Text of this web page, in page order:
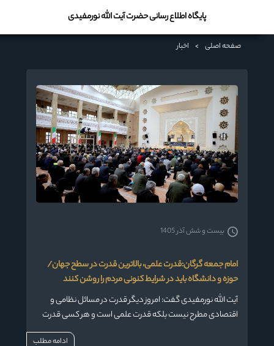
پایگاه اطلاع رسانی حضرت آیت الله نورمفیدی
صفحه اصلی > اخبار
امام جمعه گرگان:قدرت علمی، بالاترین قدرت در سطح جهان/
حوزه و دانشگاه باید در شرایط کنونی مردم را روشن کنند
آیت الله نورمفیدی گفت: امروز دیگر قدرت در مسائل نظامی و
اقتصادی مطرح نیست بلکه قدرت علمی است و هر کسی قدرت
فناوری و علمی آن جلوتر باشد، از قدرت بالایی برخوردار است.
بیست و شش آذر 1405
ادامه مطلب